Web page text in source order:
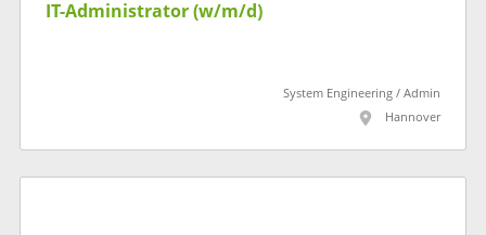
IT-Administrator (w/m/d)
System Engineering / Admin
Hannover